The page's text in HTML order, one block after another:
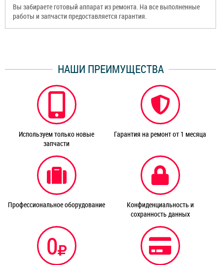
Вы забираете готовый аппарат из ремонта. На все выполненные
работы и запчасти предоставляется гарантия.
НАШИ ПРЕИМУЩЕСТВА
Используем только новые
запчасти
Гарантия на ремонт от 1 месяца
Профессиональное оборудование
Конфиденциальность и
сохранность данных
0